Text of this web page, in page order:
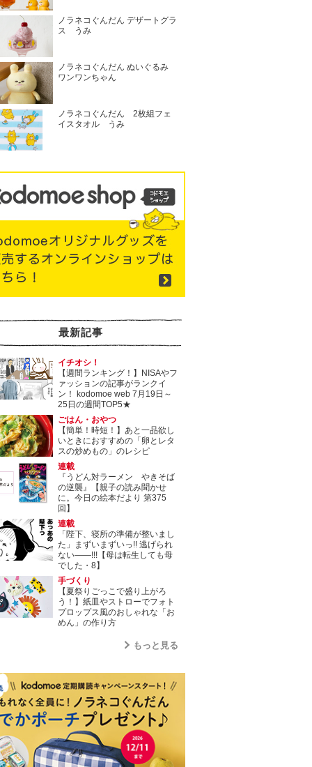
ノラネコぐんだん デザートグラ
ス うみ
ノラネコぐんだん ぬいぐるみ
ワンワンちゃん
ノラネコぐんだん 2枚組フェ
イスタオル うみ
最新記事
イチオシ！
【週間ランキング！】NISAやフ
ァッションの記事がランクイ
ン！ kodomoe web 7月19日～
25日の週間TOP5★
ごはん・おやつ
【簡単！時短！】あと一品欲し
いときにおすすめの「卵とレタ
スの炒めもの」のレシピ
連載
『うどん対ラーメン やきそば
の逆襲』【親子の読み聞かせ
に。今日の絵本だより 第375
回】
連載
「陛下、寝所の準備が整いまし
た」まずいまずいっ!! 逃げられ
ない――!!!【母は転生しても母
でした・8】
手づくり
【夏祭りごっこで盛り上がろ
う！】紙皿やストローでフォト
プロップス風のおしゃれな「お
めん」の作り方
もっと見る